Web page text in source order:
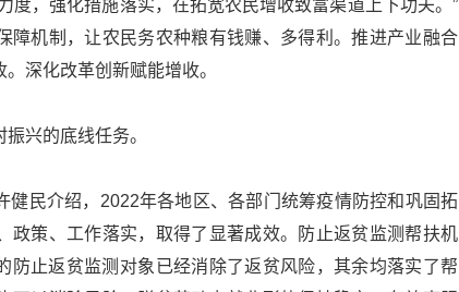
度，强化措施落实，在拓宽农民增收致富渠道上下功夫。”
障机制，让农民务农种粮有钱赚、多得利。推进产业融合
深化改革创新赋能增收。
兴的底线任务。
健民介绍，2022年各地区、各部门统筹疫情防控和巩固拓
政策、工作落实，取得了显著成效。防止返贫监测帮扶机
防止返贫监测对象已经消除了返贫风险，其余均落实了帮